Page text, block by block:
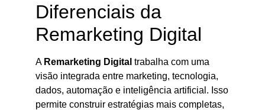
Diferenciais da
Remarketing Digital
A Remarketing Digital trabalha com uma
visão integrada entre marketing, tecnologia,
dados, automação e inteligência artificial. Isso
permite construir estratégias mais completas,